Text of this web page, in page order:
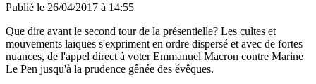
Publié le 26/04/2017 à 14:55
Que dire avant le second tour de la présentielle? Les cultes et
mouvements laïques s'expriment en ordre dispersé et avec de fortes
nuances, de l'appel direct à voter Emmanuel Macron contre Marine
Le Pen jusqu'à la prudence gênée des évêques.